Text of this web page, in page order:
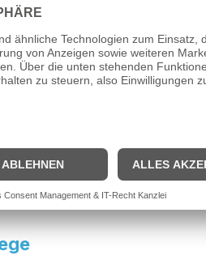
hat eine attraktive
und stammen ursprünglich
auf sandigem
Seine Körperform ist
verschiedenen Brauntönen!
sollte man ein
damit Felsspalten
fehlen. Ein paar
Welse sind sehr gesellig